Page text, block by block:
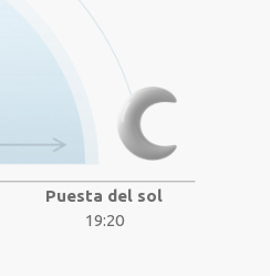
Puesta del sol
19:20